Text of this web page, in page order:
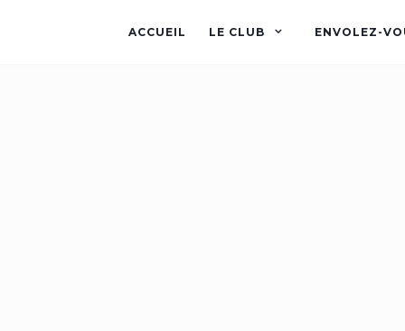
ACCUEIL LE CLUB ENVOLEZ-